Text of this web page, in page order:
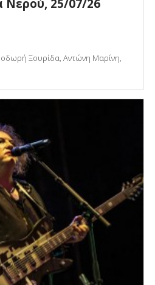
Νερού, 25/07/26
Ξουρίδα, Αντώνη Μαρίνη,